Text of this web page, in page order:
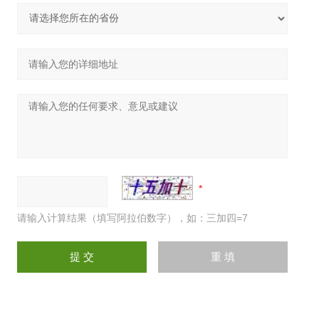
请输入计算结果（填写阿拉伯数字），如：三加四=7